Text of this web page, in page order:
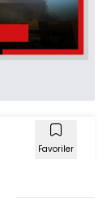
Favoriler